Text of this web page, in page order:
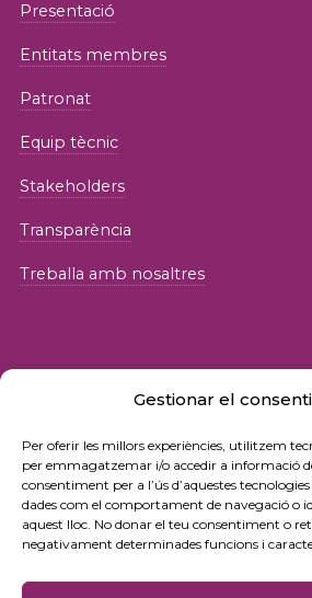
Gestionar el
Per oferir les millors experiències, utilitzem
per emmagatzemar i/o accedir a informació
consentiment per a l’ús d’aquestes
dades com el comportament de navegació o
aquest lloc. No donar el teu consentiment o
negativament determinades funcions i
Presentació
Entitats membres
Patronat
Equip tècnic
Stakeholders
Transparència
Treballa amb nosaltres
© 2026 Fundació iSocial
Política de privacitat
Condicions d’ús
Política de cookies